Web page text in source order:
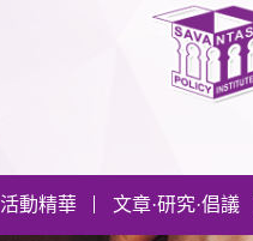
活動精華 文章·研究·倡議